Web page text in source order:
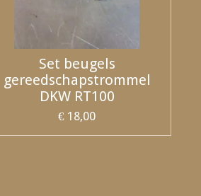
Set beugels
gereedschapstrommel
DKW RT100
€ 18,00